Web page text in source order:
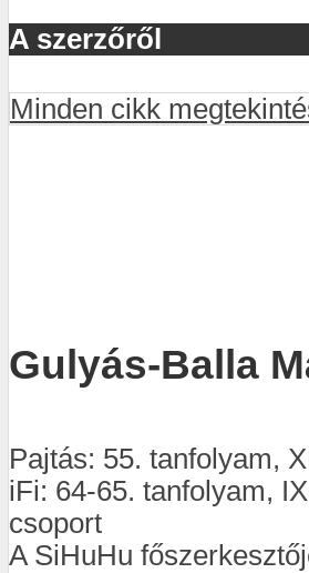
A szerzőről
Minden cikk
Gulyás-Balla
Pajtás: 55. tanfolyam,
iFi: 64-65. tanfolyam,
csoport
A SiHuHu